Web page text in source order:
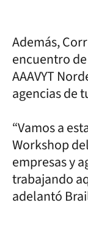
Además,
encuentro
AAAVYT
agencias de
“Vamos a
Workshop
empresas y
trabajando
adelantó